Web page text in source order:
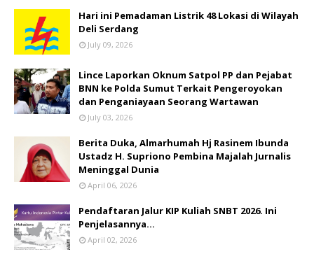
Hari ini Pemadaman Listrik 48 Lokasi di Wilayah
Deli Serdang
July 09, 2026
Lince Laporkan Oknum Satpol PP dan Pejabat
BNN ke Polda Sumut Terkait Pengeroyokan
dan Penganiayaan Seorang Wartawan
July 03, 2026
Berita Duka, Almarhumah Hj Rasinem Ibunda
Ustadz H. Supriono Pembina Majalah Jurnalis
Meninggal Dunia
April 06, 2026
Pendaftaran Jalur KIP Kuliah SNBT 2026. Ini
Penjelasannya…
April 02, 2026